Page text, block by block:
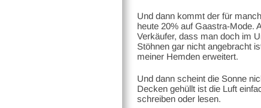
Und dann kommt der für
heute 20% auf Gaastra-Mode.
Verkäufer, dass man doch im
Stöhnen gar nicht angebracht
meiner Hemden erweitert.
Und dann scheint die Sonne
Decken gehüllt ist die Luft
schreiben oder lesen.